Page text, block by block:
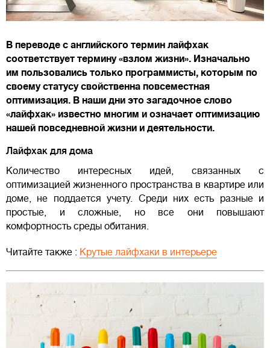
В переводе с английского термин лайфхак
соответствует термину «взлом жизни». Изначально
им пользовались только программисты, которым по
своему статусу свойственна повсеместная
оптимизация. В наши дни это загадочное слово
«лайфхак» известно многим и означает оптимизацию
нашей повседневной жизни и деятельности.
Лайфхак для дома
Количество интересных идей, связанных с
оптимизацией жизненного пространства в квартире или
доме, не поддается учету. Среди них есть разные и
простые, и сложные, но все они повышают
комфортность среды обитания.
Читайте также : Крутые лайфхаки в интерьере